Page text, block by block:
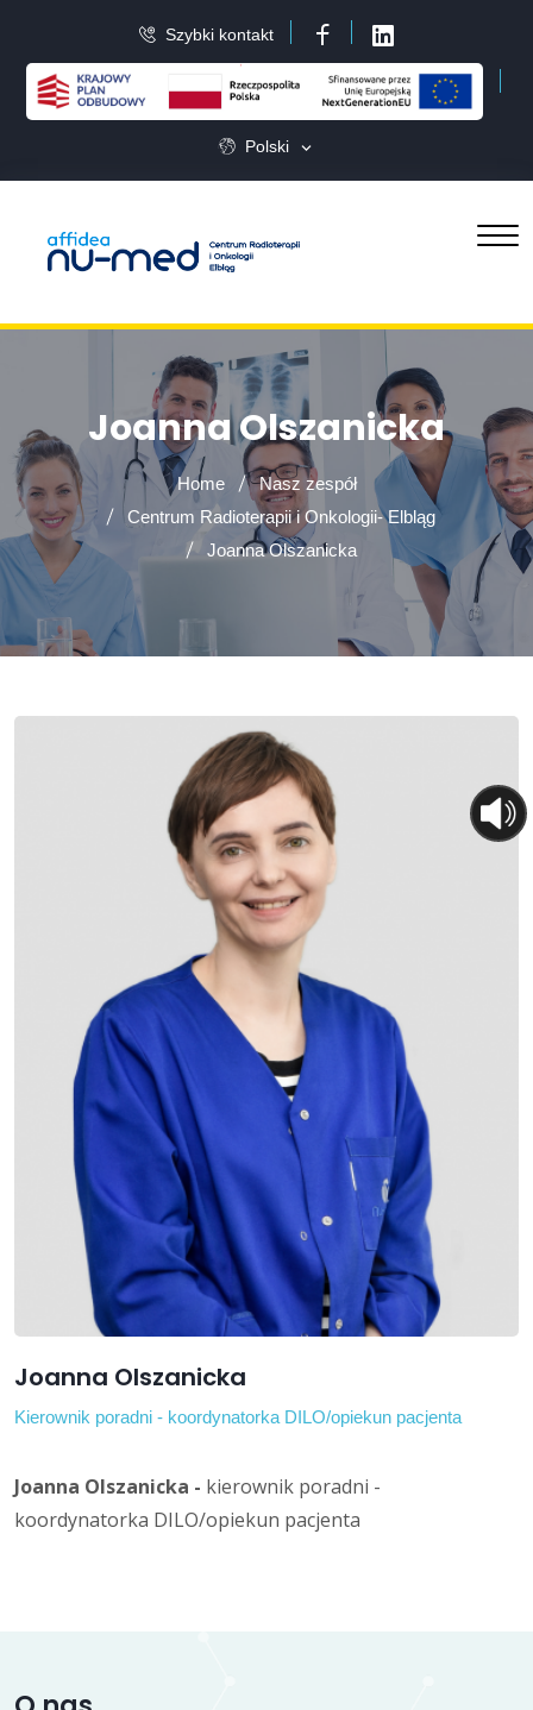
Szybki kontakt
Polski
Joanna Olszanicka
Home
Nasz zespół
Centrum Radioterapii i Onkologii- Elbląg
Joanna Olszanicka
Joanna Olszanicka
Kierownik poradni - koordynatorka DILO/opiekun pacjenta
Joanna Olszanicka - kierownik poradni -
koordynatorka DILO/opiekun pacjenta